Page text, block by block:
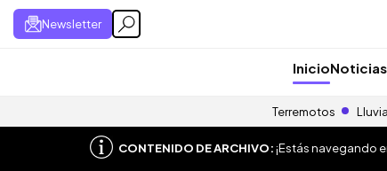
Newsletter
InicioNoticias
Terremotos
CONTENIDO DE ARCHIVO:¡Estás navegando